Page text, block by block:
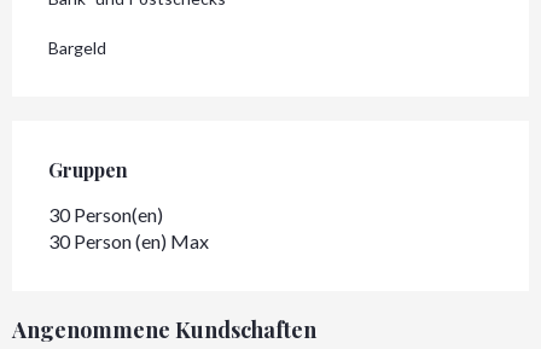
Bargeld
Gruppen
Gruppen
30 Person(en)
30 Person (en) Max
Angenommene Kundschaften